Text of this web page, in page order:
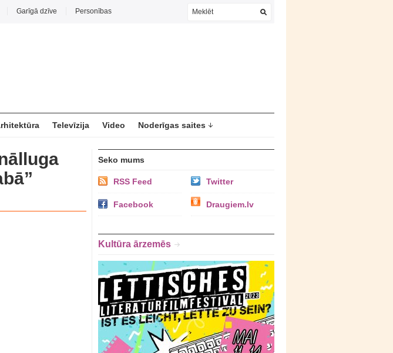
Garīgā dzīve Personības
Televīzija Video Noderīgas saites
Seko mums
RSS Feed Twitter
Facebook Draugiem.lv
Kultūra ārzemēs